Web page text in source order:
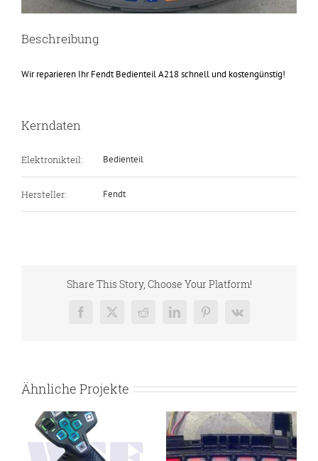
Beschreibung
Wir reparieren Ihr Fendt Bedienteil A218 schnell und kostengünstig!
Kerndaten
Elektronikteil: Bedienteil
Hersteller: Fendt
Share This Story, Choose Your Platform!
Facebook
X RedditLinkedInPinterest
Vk
Ähnliche Projekte